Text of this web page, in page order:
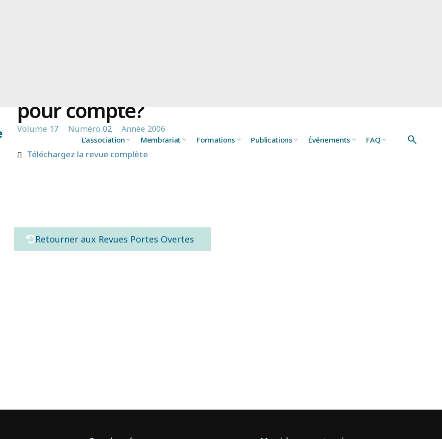
L’association Membrariat Formations Publications Événements FAQ
pour compte?
Volume 17 Numéro 02 Année 2006
Téléchargez la revue complète
Retourner aux Revues Portes Overtes